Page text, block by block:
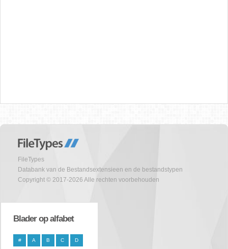
FileTypes
Databank van de Bestandsextensieen en de bestandstypen
Copyright © 2017-2026 Alle rechten voorbehouden
Blader op alfabet
# A B C D